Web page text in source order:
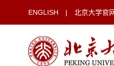
ENGLISH | 北京大学官